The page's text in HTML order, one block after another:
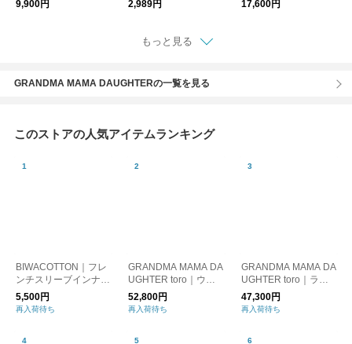
9,900円
シャツ
2,989円
17,600円
もっと見る
GRANDMA MAMA DAUGHTERの一覧を見る
このストアの人気アイテムランキング
BIWACOTTON｜フレ
ンチスリーブインナー
（3418710）
5,500円
再入荷待ち
GRANDMA MAMA DA
UGHTER toro｜ウー
ルギャバコンパクトジ
ャケット TJ233340
52,800円
再入荷待ち
GRANDMA MAMA DA
UGHTER toro｜ラウ
ンドカラービブタック
ワンピース TE2313
47,300円
再入荷待ち